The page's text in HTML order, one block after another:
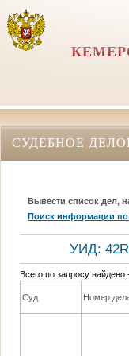
СУДЕБНОЕ
Вывести список дел,
Поиск информации
УИД:
Всего по запросу
Суд Номер